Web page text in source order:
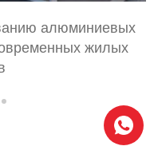
алюминиевых
жилых